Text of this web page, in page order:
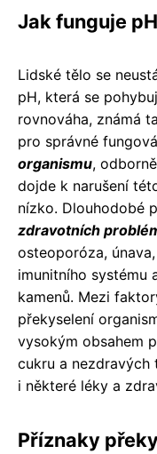
Jak funguje
Lidské tělo se
pH, která se
rovnováha, známá
pro správné
organismu,
dojde k narušení
nízko. Dlouhodobé
zdravotních
osteoporóza,
imunitního systému
kamenů. Mezi
překyselení
vysokým obsahem
cukru a nezdravých
i některé léky a
Příznaky